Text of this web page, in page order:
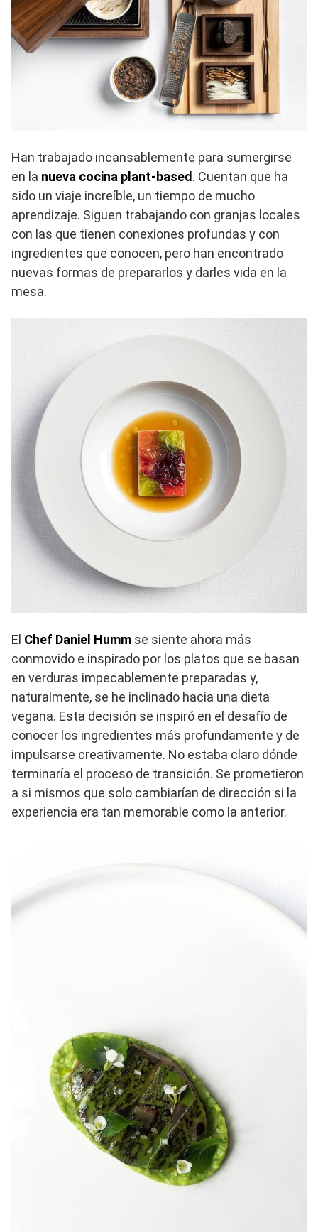
Han trabajado incansablemente para sumergirse
en la nueva cocina plant-based . Cuentan que ha
sido un viaje increíble, un tiempo de mucho
aprendizaje. Siguen trabajando con granjas locales
con las que tienen conexiones profundas y con
ingredientes que conocen, pero han encontrado
nuevas formas de prepararlos y darles vida en la
mesa.
El Chef Daniel Humm se siente ahora más
conmovido e inspirado por los platos que se basan
en verduras impecablemente preparadas y,
naturalmente, se he inclinado hacia una dieta
vegana. Esta decisión se inspiró en el desafío de
conocer los ingredientes más profundamente y de
impulsarse creativamente. No estaba claro dónde
terminaría el proceso de transición. Se prometieron
a si mismos que solo cambiarían de dirección si la
experiencia era tan memorable como la anterior.